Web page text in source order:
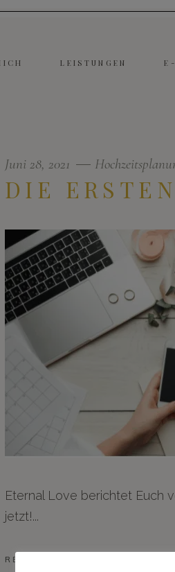
LEISTUNGEN
Juni 28, 2021
DIE
Eternal Love berichtet Euch
jetzt!
READ MORE